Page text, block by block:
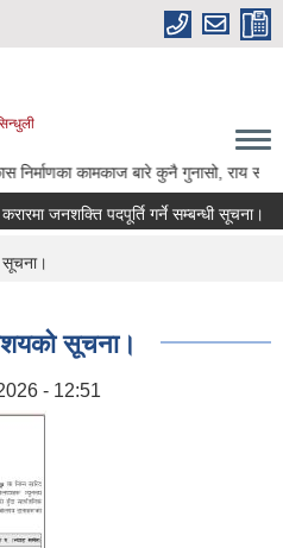
कामकाज बारे कुनै गुनासो, राय सल्लाह,
जनशक्ति पदपूर्ति गर्ने सम्बन्धी सूचना।
सूचना।
- 12:51